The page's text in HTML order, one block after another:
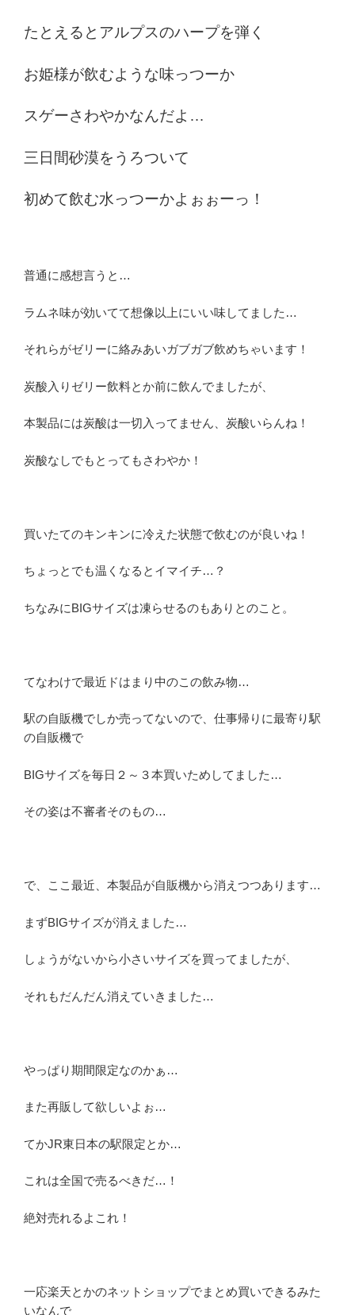
たとえるとアルプスのハープを弾く
お姫様が飲むような味っつーか
スゲーさわやかなんだよ…
三日間砂漠をうろついて
初めて飲む水っつーかよぉぉーっ！
普通に感想言うと…
ラムネ味が効いてて想像以上にいい味してました…
それらがゼリーに絡みあいガブガブ飲めちゃいます！
炭酸入りゼリー飲料とか前に飲んでましたが、
本製品には炭酸は一切入ってません、炭酸いらんね！
炭酸なしでもとってもさわやか！
買いたてのキンキンに冷えた状態で飲むのが良いね！
ちょっとでも温くなるとイマイチ…？
ちなみにBIGサイズは凍らせるのもありとのこと。
てなわけで最近ドはまり中のこの飲み物…
駅の自販機でしか売ってないので、仕事帰りに最寄り駅
の自販機で
BIGサイズを毎日２～３本買いためしてました…
その姿は不審者そのもの…
で、ここ最近、本製品が自販機から消えつつあります…
まずBIGサイズが消えました…
しょうがないから小さいサイズを買ってましたが、
それもだんだん消えていきました…
やっぱり期間限定なのかぁ…
また再販して欲しいよぉ…
てかJR東日本の駅限定とか…
これは全国で売るべきだ…！
絶対売れるよこれ！
一応楽天とかのネットショップでまとめ買いできるみた
いなんで